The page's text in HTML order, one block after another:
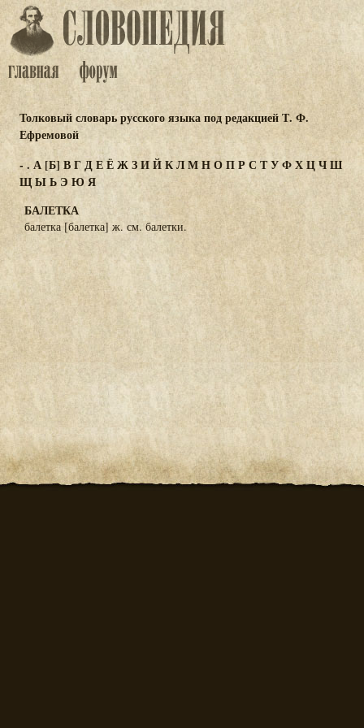
Толковый словарь русского языка под редакцией Т. Ф.
Ефремовой
- . А[Б]ВГДЕЁЖЗИЙКЛМНОПРС ТУФХЦЧШ
ЩЫЬЭ ЮЯ
БАЛЕТКА
балетка [балетка] ж. см. балетки.